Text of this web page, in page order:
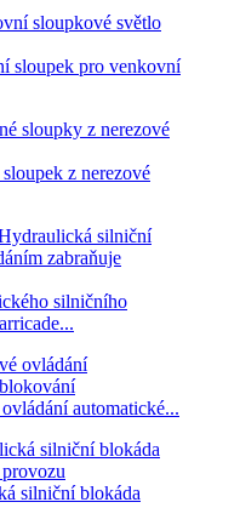
sloupek pro venkovní
z nerezové
silničního
automatické...
silniční blokáda